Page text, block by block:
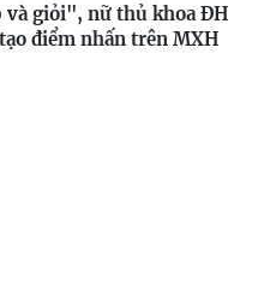
và giỏi", nữ thủ khoa ĐH
điểm nhấn trên MXH